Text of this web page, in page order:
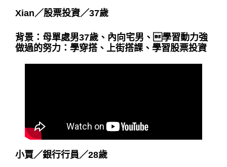
Xian／股票投資／37歲
背景：母單處男37歲、內向宅男、學習動力強
做過的努力：學穿搭、上街搭課、學習股票投資
小賈／銀行行員／28歲